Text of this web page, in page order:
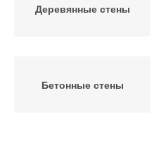
Деревянные стены
Бетонные стены